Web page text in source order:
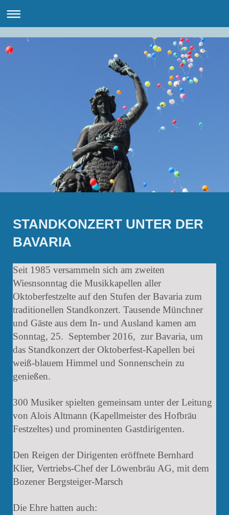
STANDKONZERT UNTER DER
BAVARIA
Seit 1985 versammeln sich am zweiten
Wiesnsonntag die Musikkapellen aller
Oktoberfestzelte auf den Stufen der Bavaria zum
traditionellen Standkonzert. Tausende Münchner
und Gäste aus dem In- und Ausland kamen am
Sonntag, 25. September 2016, zur Bavaria, um
das Standkonzert der Oktoberfest-Kapellen bei
weiß-blauem Himmel und Sonnenschein zu
genießen.
300 Musiker spielten gemeinsam unter der Leitung
von Alois Altmann (Kapellmeister des Hofbräu
Festzeltes) und prominenten Gastdirigenten.
Den Reigen der Dirigenten eröffnete Bernhard
Klier, Vertriebs-Chef der Löwenbräu AG, mit dem
Bozener Bergsteiger-Marsch
Die Ehre hatten auch: